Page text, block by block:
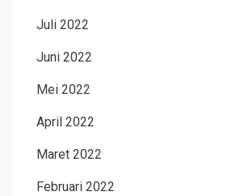
Juli 2022
Juni 2022
Mei 2022
April 2022
Maret 2022
Februari 2022